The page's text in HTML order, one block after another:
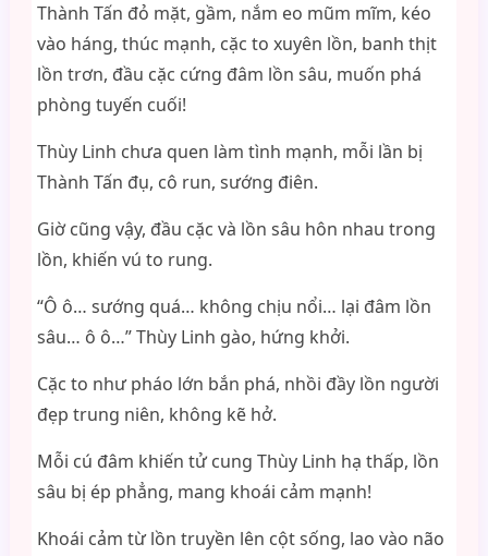
Thành Tấn đỏ mặt, gầm, nắm eo mũm mĩm, kéo
vào háng, thúc mạnh, cặc to xuyên lồn, banh thịt
lồn trơn, đầu cặc cứng đâm lồn sâu, muốn phá
phòng tuyến cuối!
Thùy Linh chưa quen làm tình mạnh, mỗi lần bị
Thành Tấn đụ, cô run, sướng điên.
Giờ cũng vậy, đầu cặc và lồn sâu hôn nhau trong
lồn, khiến vú to rung.
“Ô ô… sướng quá… không chịu nổi… lại đâm lồn
sâu… ô ô…” Thùy Linh gào, hứng khởi.
Cặc to như pháo lớn bắn phá, nhồi đầy lồn người
đẹp trung niên, không kẽ hở.
Mỗi cú đâm khiến tử cung Thùy Linh hạ thấp, lồn
sâu bị ép phẳng, mang khoái cảm mạnh!
Khoái cảm từ lồn truyền lên cột sống, lao vào não